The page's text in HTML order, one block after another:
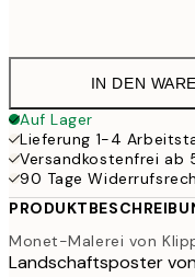
IN DEN
Auf Lager
Lieferung 1-4
Versandkostenfrei ab
90 Tage
Monet-Malerei von
Landschaftsposter